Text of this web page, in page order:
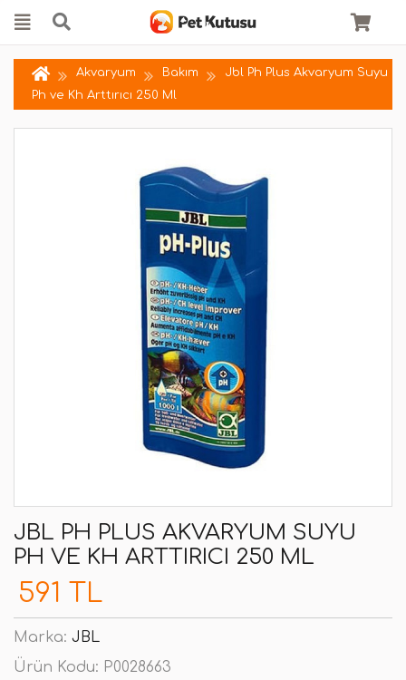
Akvaryum Bakım
Jbl Ph Plus Akvaryum Suyu
Ph ve Kh Arttırıcı 250 Ml
JBL PH PLUS AKVARYUM SUYU
PH VE KH ARTTIRICI 250 ML
591 TL
Marka: JBL
Ürün Kodu: P0028663